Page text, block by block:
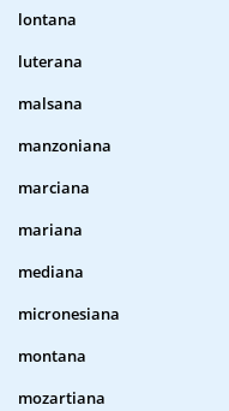
lontana
luterana
malsana
manzoniana
marciana
mariana
mediana
micronesiana
montana
mozartiana